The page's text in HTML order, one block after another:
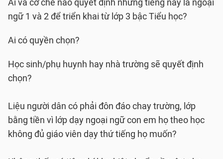
Ai và cơ chế nào quyết định những tiếng này là ngoại
ngữ 1 và 2 để triển khai từ lớp 3 bậc Tiểu học?
Ai có quyền chọn?
Học sinh/phụ huynh hay nhà trường sẽ quyết định
chọn?
Liệu người dân có phải đôn đáo chay trường, lớp
bằng tiền vì lớp dạy ngoại ngữ con em họ theo học
không đủ giáo viên dạy thứ tiếng họ muốn?